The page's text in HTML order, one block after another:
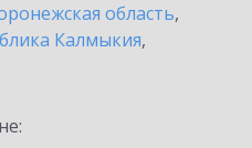
область,
Калмыкия,